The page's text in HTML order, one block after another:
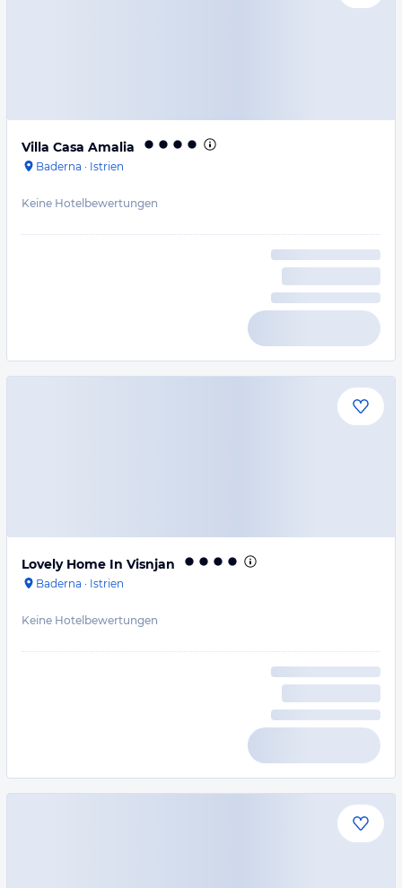
Villa Casa Amalia
Baderna · Istrien
Keine Hotelbewertungen
Lovely Home In Visnjan
Baderna · Istrien
Keine Hotelbewertungen